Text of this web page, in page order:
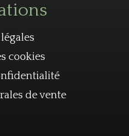
cookies
de vente